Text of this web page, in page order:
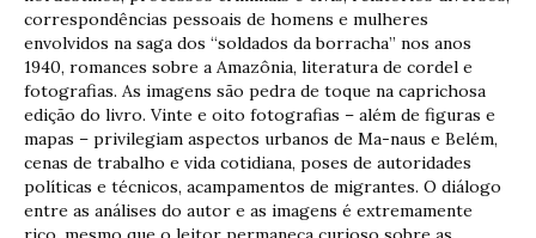
correspondências pessoais de homens e mulheres
envolvidos na saga dos “soldados da borracha” nos anos
1940, romances sobre a Amazônia, literatura de cordel e
fotografias. As imagens são pedra de toque na caprichosa
edição do livro. Vinte e oito fotografias – além de figuras e
mapas – privilegiam aspectos urbanos de Ma-naus e Belém,
cenas de trabalho e vida cotidiana, poses de autoridades
políticas e técnicos, acampamentos de migrantes. O diálogo
entre as análises do autor e as imagens é extremamente